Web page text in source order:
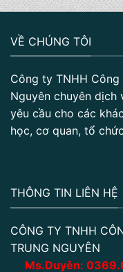
VỀ CHÚNG TÔI
Công ty TNHH Công
Nguyên chuyên dịch
yêu cầu cho các
học, cơ quan, tổ
THÔNG TIN LIÊN HỆ
CÔNG TY TNHH
TRUNG NGUYÊN
Ms.Duyên: 0